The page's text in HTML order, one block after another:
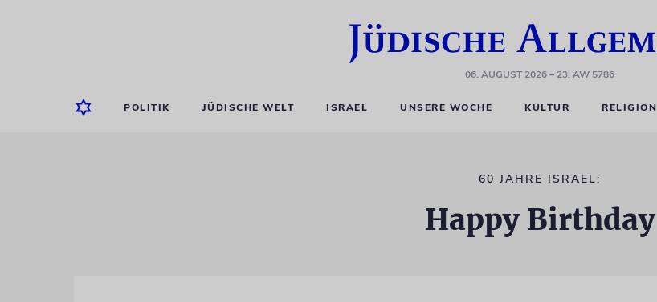
06. AUGUST 2026– 23. AW 5786
POLITIK JÜDISCHE WELT ISRAEL UNSERE WOCHE KULTUR RELIGION
60 JAHRE ISRAEL:
Happy Birthday